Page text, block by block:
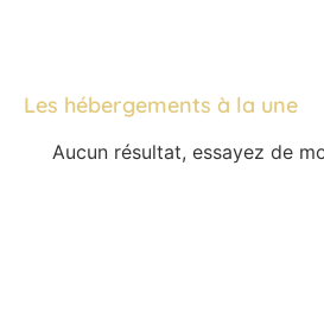
Les hébergements à la une
Aucun résultat, essayez de